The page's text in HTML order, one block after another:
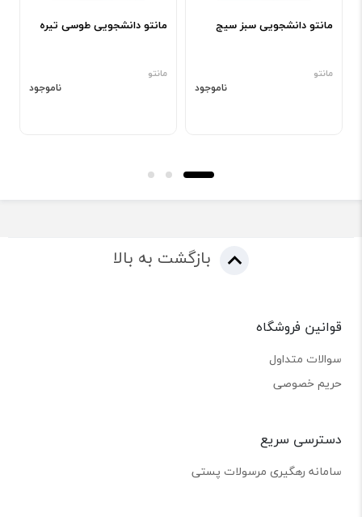
مانتو دانشجویی سبز سیج
مانتو
ناموجود
مانتو دانشجویی طوسی تیره
مانتو
ناموجود
بازگشت به بالا
قوانین فروشگاه
سوالات متداول
حریم خصوصی
دسترسی سریع
سامانه رهگیری مرسولات پستی